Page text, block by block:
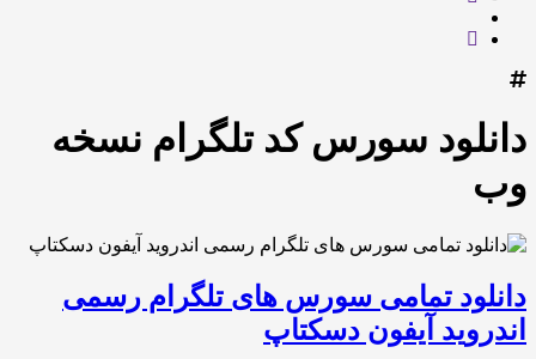
دانلود سورس کد تلگرام نسخه
وب
دانلود تمامی سورس های تلگرام رسمی
اندروید آیفون دسکتاپ